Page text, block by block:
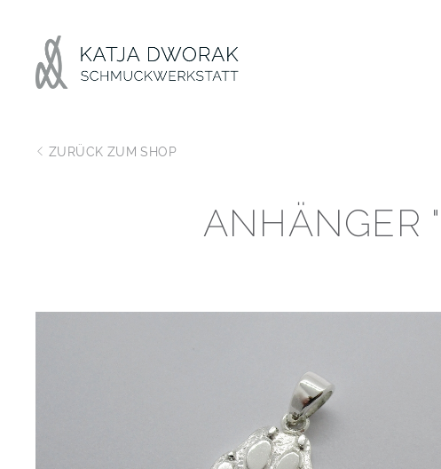
ZURÜCK ZUM SHOP
ANHÄNGER